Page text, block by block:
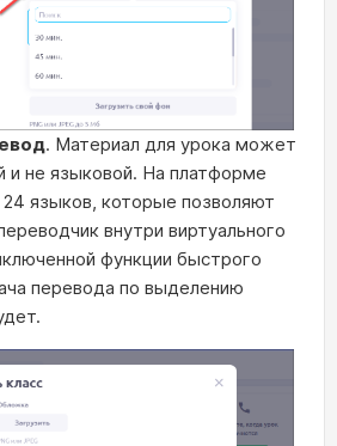
. Материал для урока может
и не языковой. На платформе
языков, которые позволяют
внутри виртуального
функции быстрого
перевода по выделению